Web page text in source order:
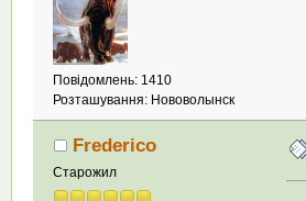
Повідомлень: 1410
Розташування: Нововолынск
Frederico
Старожил